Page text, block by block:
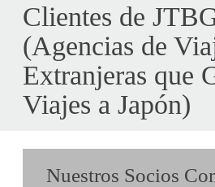
Clientes de
(Agencias de
Extranjeras que
Viajes a Japón)
Nuestros Socios